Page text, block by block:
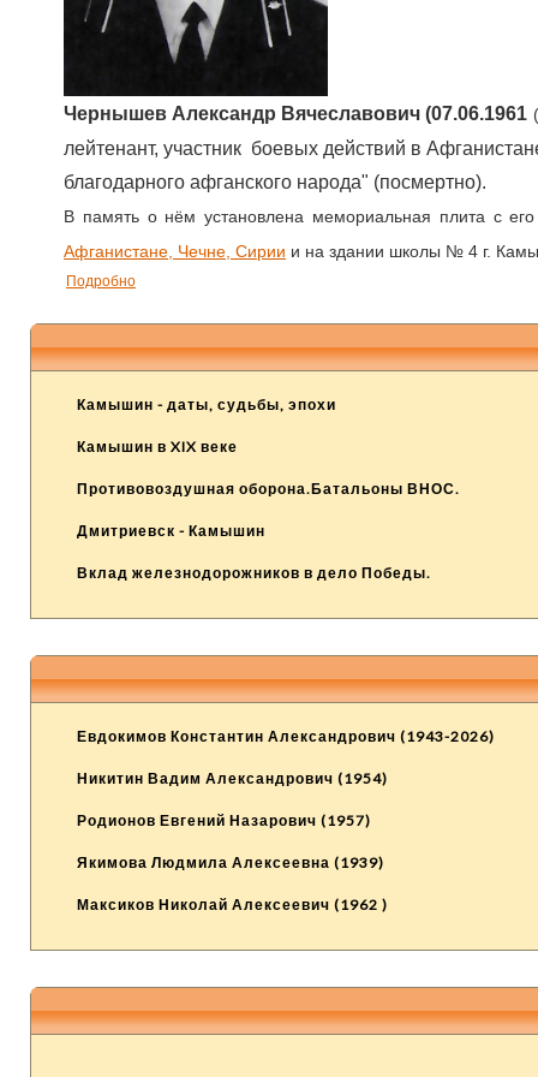
Чернышев Александр Вячеславович (07.06.1961
лейтенант, участник боевых действий в
благодарного афганского народа" (посмертно).
В память о нём установлена мемориальная плита с
Афганистане, Чечне, Сирии и на здании школы № 4 г.
Подробно
Камышин - даты, судьбы, эпохи
Камышин в XIX веке
Противовоздушная оборона.Батальоны ВНОС.
Дмитриевск - Камышин
Вклад железнодорожников в дело Победы.
Евдокимов Константин Александрович (1943-2026)
Никитин Вадим Александрович (1954)
Родионов Евгений Назарович (1957)
Якимова Людмила Алексеевна (1939)
Максиков Николай Алексеевич (1962 )